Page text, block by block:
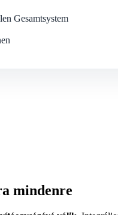
Gesamtsystem
mindenre